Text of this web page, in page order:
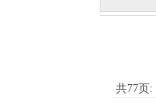
共77页: